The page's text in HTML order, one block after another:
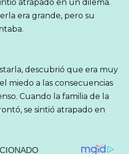
atrapado en un dilema.
era grande, pero su
descubrió que era muy
miedo a las consecuencias
Cuando la familia de la
se sintió atrapado en